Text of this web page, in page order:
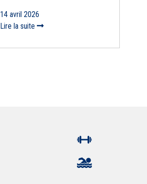
14 avril 2026
Lire la suite